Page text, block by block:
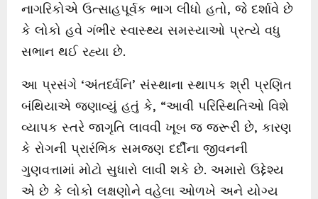
નાગરિકોએ ઉત્સાહપૂર્વક ભાગ લીધો હતો, જે દર્શાવે છે
કે લોકો હવે ગંભીર સ્વાસ્થ્ય સમસ્યાઓ પ્રત્યે વધુ
સભાન થઈ રહ્યા છે.
આ પ્રસંગે ‘અંતર્ધ્વનિ’ સંસ્થાના સ્થાપક શ્રી પ્રણિત
બંથિયાએ જણાવ્યું હતું કે, “આવી પરિસ્થિતિઓ વિશે
વ્યાપક સ્તરે જાગૃતિ લાવવી ખૂબ જ જરૂરી છે, કારણ
કે રોગની પ્રારંભિક સમજણ દર્દીના જીવનની
ગુણવત્તામાં મોટો સુધારો લાવી શકે છે. અમારો ઉદ્દેશ્ય
એ છે કે લોકો લક્ષણોને વહેલા ઓળખે અને યોગ્ય